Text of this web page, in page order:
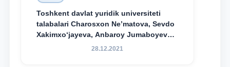
Toshkent davlat yuridik universiteti
talabalari Charosxon Ne’matova, Sevdo
Xakimxo‘jayeva, Anbaroy Jumaboyeva
hamda TDYU qoshidagi M.S.Vosiqova
28.12.2021